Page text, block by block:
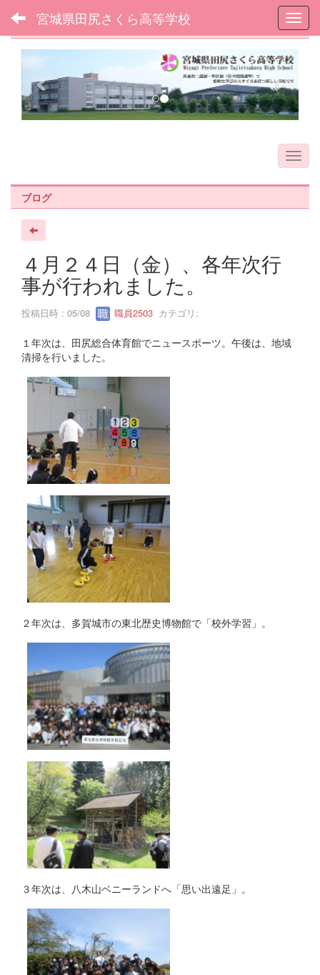
宮城県田尻さくら高等学校
フォトアルバム
r
e
v
s
n
e
x
t
ブログ
４月２４日（金）、各年次行
事が行われました。
投稿日時 : 05/08 職員2503 カテゴリ:
１年次は、田尻総合体育館でニュースポーツ。午後は、地域
清掃を行いました。
２年次は、多賀城市の東北歴史博物館で「校外学習」。
３年次は、八木山ベニーランドへ「思い出遠足」。